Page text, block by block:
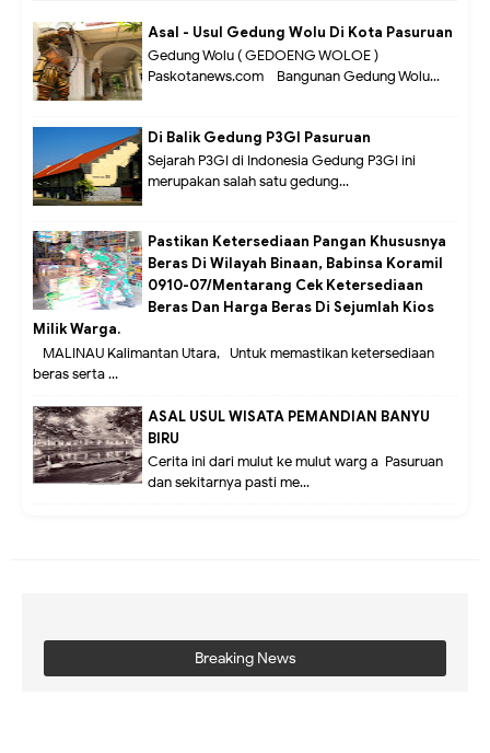
Asal - Usul Gedung Wolu Di Kota Pasuruan
Gedung Wolu ( GEDOENG WOLOE )
Paskotanews.com - Bangunan Gedung Wolu...
Di Balik Gedung P3GI Pasuruan
Sejarah P3GI di Indonesia Gedung P3GI ini
merupakan salah satu gedung...
Pastikan Ketersediaan Pangan Khususnya
Beras Di Wilayah Binaan, Babinsa Koramil
0910-07/Mentarang Cek Ketersediaan
Beras Dan Harga Beras Di Sejumlah Kios
Milik Warga.
MALINAU Kalimantan Utara,- Untuk memastikan ketersediaan
beras serta ...
ASAL USUL WISATA PEMANDIAN BANYU
BIRU
Cerita ini dari mulut ke mulut warg a Pasuruan
dan sekitarnya pasti me...
Breaking News